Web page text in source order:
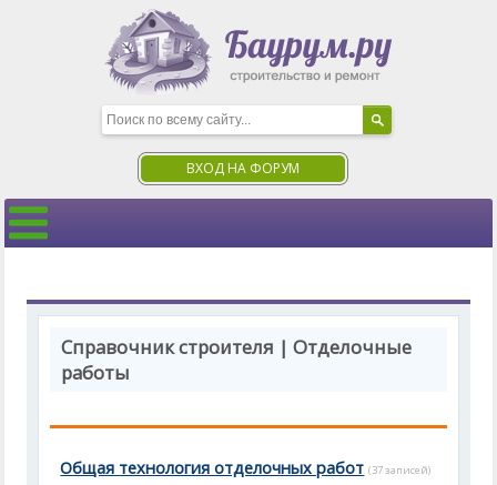
ВХОД НА ФОРУМ
Справочник строителя | Отделочные
работы
Общая технология отделочных работ (37 записей)